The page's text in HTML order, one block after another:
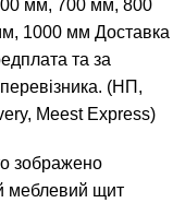
мм, 700 мм, 800
, 1000 мм Доставка
та за
(НП,
Meest Express)